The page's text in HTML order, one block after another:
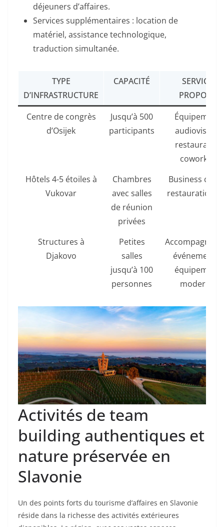
déjeuners d’affaires.
Services supplémentaires : location de
matériel, assistance technologique,
traduction simultanée.
TYPE
D’INFRASTRUCTURE
CAPACITÉ
SERVICES
PROPOSÉS
Centre de congrès
d’Osijek
Jusqu’à 500
participants
Équipements
audiovisuels,
restauration,
coworking
Hôtels 4-5 étoiles à
Vukovar
Chambres
avec salles
de réunion
privées
Business
restauration,
Structures à
Djakovo
Petites
salles
jusqu’à 100
personnes
équipements
modernes
Activités de team
building authentiques et
nature préservée en
Slavonie
Un des points forts du tourisme d’affaires en Slavonie
réside dans la richesse des activités extérieures